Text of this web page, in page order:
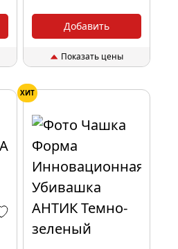
Добавить
Показать цены
ХИТ